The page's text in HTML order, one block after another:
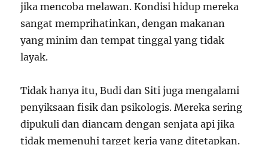
jika mencoba melawan. Kondisi hidup mereka
sangat memprihatinkan, dengan makanan
yang minim dan tempat tinggal yang tidak
layak.
Tidak hanya itu, Budi dan Siti juga mengalami
penyiksaan fisik dan psikologis. Mereka sering
dipukuli dan diancam dengan senjata api jika
tidak memenuhi target kerja yang ditetapkan.